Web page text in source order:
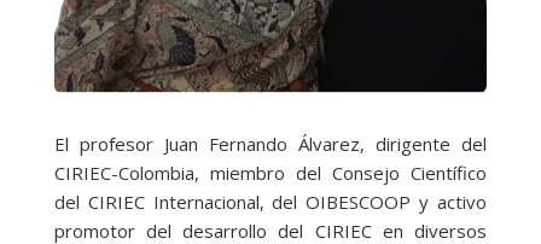
El profesor Juan Fernando Álvarez, dirigente del
CIRIEC-Colombia, miembro del Consejo Científico
del CIRIEC Internacional, del OIBESCOOP y activo
promotor del desarrollo del CIRIEC en diversos